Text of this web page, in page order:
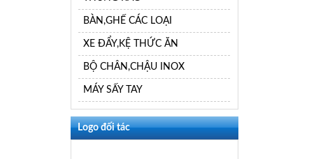
BÀN,GHẾ CÁC LOẠI
XE ĐẨY,KỆ THỨC ĂN
BỘ CHÂN,CHẬU INOX
MÁY SẤY TAY
Logo đối tác